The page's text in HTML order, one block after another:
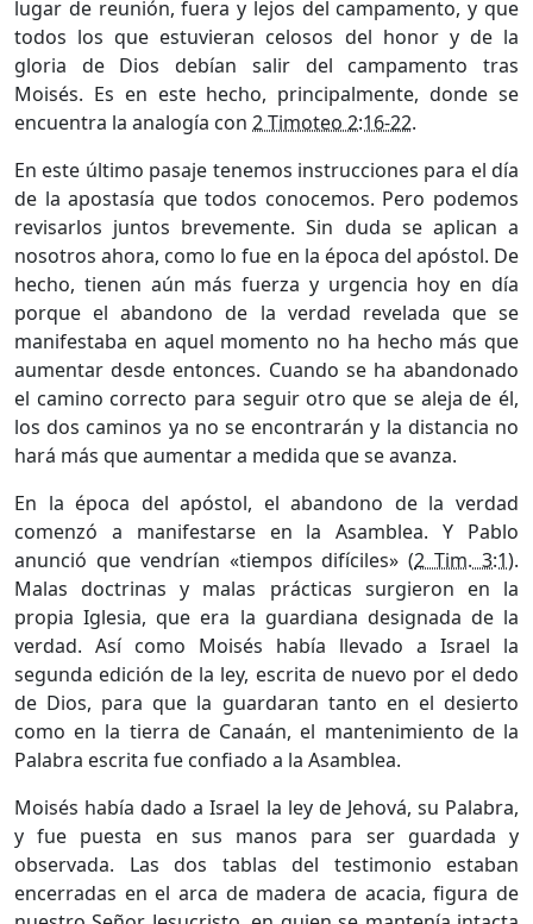
lugar de reunión, fuera y lejos del campamento, y que
todos los que estuvieran celosos del honor y de la
gloria de Dios debían salir del campamento tras
Moisés. Es en este hecho, principalmente, donde se
encuentra la analogía con 2 Timoteo 2:16-22.
En este último pasaje tenemos instrucciones para el día
de la apostasía que todos conocemos. Pero podemos
revisarlos juntos brevemente. Sin duda se aplican a
nosotros ahora, como lo fue en la época del apóstol. De
hecho, tienen aún más fuerza y urgencia hoy en día
porque el abandono de la verdad revelada que se
manifestaba en aquel momento no ha hecho más que
aumentar desde entonces. Cuando se ha abandonado
el camino correcto para seguir otro que se aleja de él,
los dos caminos ya no se encontrarán y la distancia no
hará más que aumentar a medida que se avanza.
En la época del apóstol, el abandono de la verdad
comenzó a manifestarse en la Asamblea. Y Pablo
anunció que vendrían «tiempos difíciles» (2 Tim. 3:1).
Malas doctrinas y malas prácticas surgieron en la
propia Iglesia, que era la guardiana designada de la
verdad. Así como Moisés había llevado a Israel la
segunda edición de la ley, escrita de nuevo por el dedo
de Dios, para que la guardaran tanto en el desierto
como en la tierra de Canaán, el mantenimiento de la
Palabra escrita fue confiado a la Asamblea.
Moisés había dado a Israel la ley de Jehová, su Palabra,
y fue puesta en sus manos para ser guardada y
observada. Las dos tablas del testimonio estaban
encerradas en el arca de madera de acacia, figura de